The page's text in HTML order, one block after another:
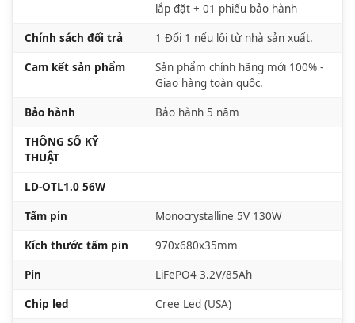
lắp đặt + 01 phiếu bảo hành
Chính sách đổi trả 1 Đổi 1 nếu lỗi từ nhà sản xuất.
Cam kết sản phẩm
Sản phẩm chính hãng mới 100% -
Giao hàng toàn quốc.
Bảo hành Bảo hành 5 năm
THÔNG SỐ KỸ
THUẬT
LD-OTL1.0 56W
Tấm pin Monocrystalline 5V 130W
Kích thước tấm pin 970x680x35mm
Pin LiFePO4 3.2V/85Ah
Chip led Cree Led (USA)